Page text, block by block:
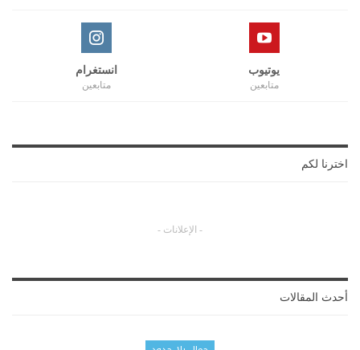
يوتيوب
متابعين
انستغرام
متابعين
اخترنا لكم
- الإعلانات -
أحدث المقالات